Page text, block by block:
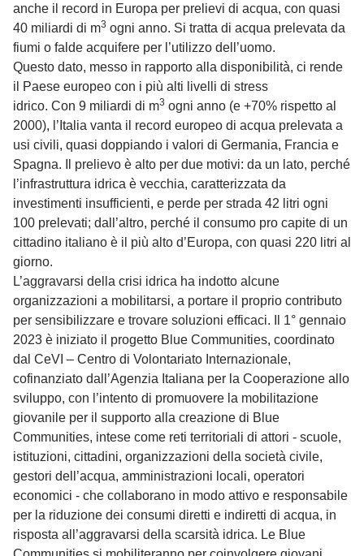
anche il record in Europa per prelievi di acqua, con quasi
40 miliardi di m3 ogni anno. Si tratta di acqua prelevata da
fiumi o falde acquifere per l’utilizzo dell’uomo.
Questo dato, messo in rapporto alla disponibilità, ci rende
il Paese europeo con i più alti livelli di stress
idrico. Con 9 miliardi di m3 ogni anno (e +70% rispetto al
2000), l’Italia vanta il record europeo di acqua prelevata a
usi civili, quasi doppiando i valori di Germania, Francia e
Spagna. Il prelievo è alto per due motivi: da un lato, perché
l’infrastruttura idrica è vecchia, caratterizzata da
investimenti insufficienti, e perde per strada 42 litri ogni
100 prelevati; dall’altro, perché il consumo pro capite di un
cittadino italiano è il più alto d’Europa, con quasi 220 litri al
giorno.
L’aggravarsi della crisi idrica ha indotto alcune
organizzazioni a mobilitarsi, a portare il proprio contributo
per sensibilizzare e trovare soluzioni efficaci. Il 1° gennaio
2023 è iniziato il progetto Blue Communities, coordinato
dal CeVI – Centro di Volontariato Internazionale,
cofinanziato dall’Agenzia Italiana per la Cooperazione allo
sviluppo, con l’intento di promuovere la mobilitazione
giovanile per il supporto alla creazione di Blue
Communities, intese come reti territoriali di attori - scuole,
istituzioni, cittadini, organizzazioni della società civile,
gestori dell’acqua, amministrazioni locali, operatori
economici - che collaborano in modo attivo e responsabile
per la riduzione dei consumi diretti e indiretti di acqua, in
risposta all’aggravarsi della scarsità idrica. Le Blue